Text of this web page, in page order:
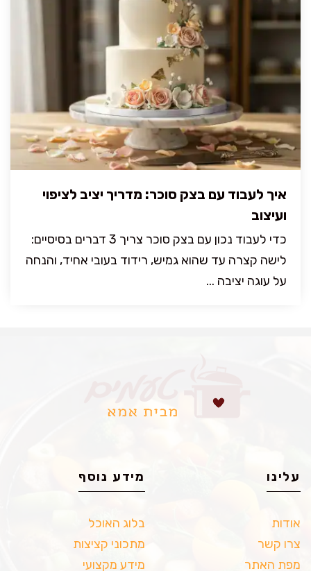
איך לעבוד עם בצק סוכר: מדריך יציב לציפוי
ועיצוב
כדי לעבוד נכון עם בצק סוכר צריך 3 דברים בסיסיים:
לישה קצרה עד שהוא גמיש, רידוד בעובי אחיד, והנחה
על עוגה יציבה ...
עלינו
אודות
צרו קשר
מפת האתר
מידע נוסף
בלוג האוכל
מתכוני קציצות
מידע מקצועי